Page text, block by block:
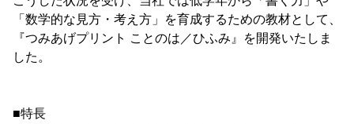
「数学的な見方・考え方」を育成するための教材として、
『つみあげプリント ことのは／ひふみ』を開発いたしま
した。
■特長